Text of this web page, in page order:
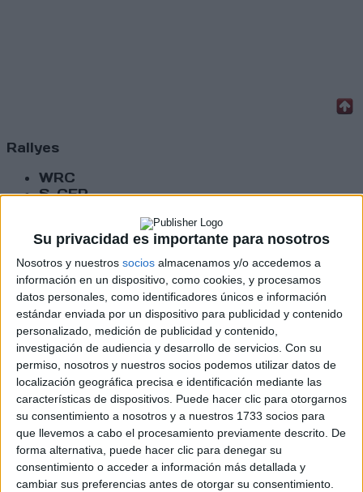
Su privacidad es importante para nosotros
Nosotros y nuestros socios almacenamos y/o accedemos a
información en un dispositivo, como cookies, y procesamos
datos personales, como identificadores únicos e información
estándar enviada por un dispositivo para publicidad y contenido
personalizado, medición de publicidad y contenido,
investigación de audiencia y desarrollo de servicios. Con su
permiso, nosotros y nuestros socios podemos utilizar datos de
localización geográfica precisa e identificación mediante las
características de dispositivos. Puede hacer clic para otorgarnos
su consentimiento a nosotros y a nuestros 1733 socios para
que llevemos a cabo el procesamiento previamente descrito. De
forma alternativa, puede hacer clic para denegar su
consentimiento o acceder a información más detallada y
cambiar sus preferencias antes de otorgar su consentimiento.
Rallyes
WRC
S-CER
CERT
Internacionales
Campeonatos Autonómicos
Históricos
Dakar
RallyCross
Circuitos
F1
Fórmula E
F2 / F3 / F4
Resistencia
Indycar
Otros